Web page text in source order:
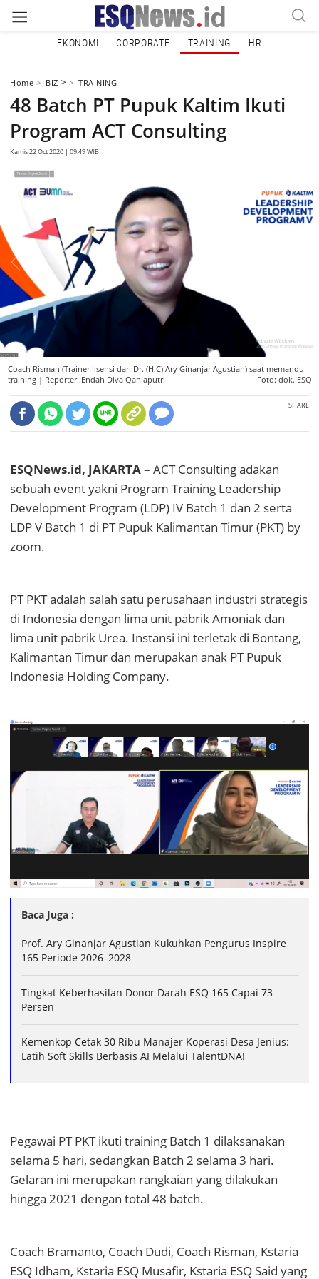
EKONOMI CORPORATE TRAINING HR
Home BIZ> TRAINING
48 Batch PT Pupuk Kaltim Ikuti
Program ACT Consulting
Kamis 22 Oct 2020 | 09:49 WIB
Coach Risman (Trainer lisensi dari Dr. (H.C) Ary Ginanjar Agustian) saat memandu
training | Reporter :Endah Diva Qaniaputri Foto: dok. ESQ
SHARE
ESQNews.id, JAKARTA – ACT Consulting adakan
sebuah event yakni Program Training Leadership
Development Program (LDP) IV Batch 1 dan 2 serta
LDP V Batch 1 di PT Pupuk Kalimantan Timur (PKT) by
zoom.
PT PKT adalah salah satu perusahaan industri strategis
di Indonesia dengan lima unit pabrik Amoniak dan
lima unit pabrik Urea. Instansi ini terletak di Bontang,
Kalimantan Timur dan merupakan anak PT Pupuk
Indonesia Holding Company.
Baca Juga :
Prof. Ary Ginanjar Agustian Kukuhkan Pengurus Inspire
165 Periode 2026–2028
Tingkat Keberhasilan Donor Darah ESQ 165 Capai 73
Persen
Kemenkop Cetak 30 Ribu Manajer Koperasi Desa Jenius:
Latih Soft Skills Berbasis AI Melalui TalentDNA!
Pegawai PT PKT ikuti training Batch 1 dilaksanakan
selama 5 hari, sedangkan Batch 2 selama 3 hari.
Gelaran ini merupakan rangkaian yang dilakukan
hingga 2021 dengan total 48 batch.
Coach Bramanto, Coach Dudi, Coach Risman, Kstaria
ESQ Idham, Kstaria ESQ Musafir, Kstaria ESQ Said yang